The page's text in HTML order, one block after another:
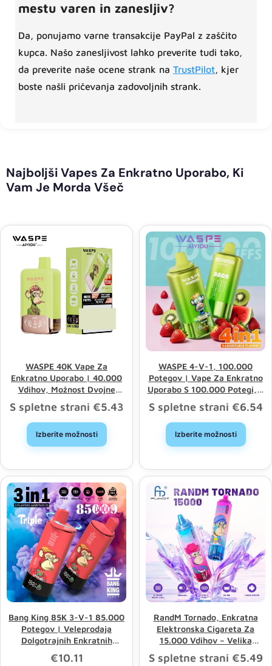
mestu varen in zanesljiv?
Da, ponujamo varne transakcije PayPal z zaščito
kupca. Našo zanesljivost lahko preverite tudi tako,
da preverite naše ocene strank na TrustPilot, kjer
boste našli pričevanja zadovoljnih strank.
Najboljši Vapes Za Enkratno Uporabo, Ki
Vam Je Morda Všeč
WASPE 40K Vape Za
Enkratno Uporabo | 40.000
Vdihov, Možnost Dvojne
Uporabe, Dvojna Mreža
S spletne strani €5.43
Izberite možnosti
WASPE 4-V-1, 100.000
Potegov | Vape Za Enkratno
Uporabo S 100.000 Potegi, 4
Različicami In Veleprodajo V
Večjih Količinah
S spletne strani €6.54
Izberite možnosti
Bang King 85K 3-V-1 85.000
Potegov | Veleprodaja
Dolgotrajnih Enkratnih
Elektronskih Cigaret S Tremi
Možnostmi
€10.11
RandM Tornado, Enkratna
Elektronska Cigareta Za
15.000 Vdihov – Velika
Zmogljivost, Dobra Izbira,
Popust Pri Nakupu Na Debelo
S spletne strani €5.49